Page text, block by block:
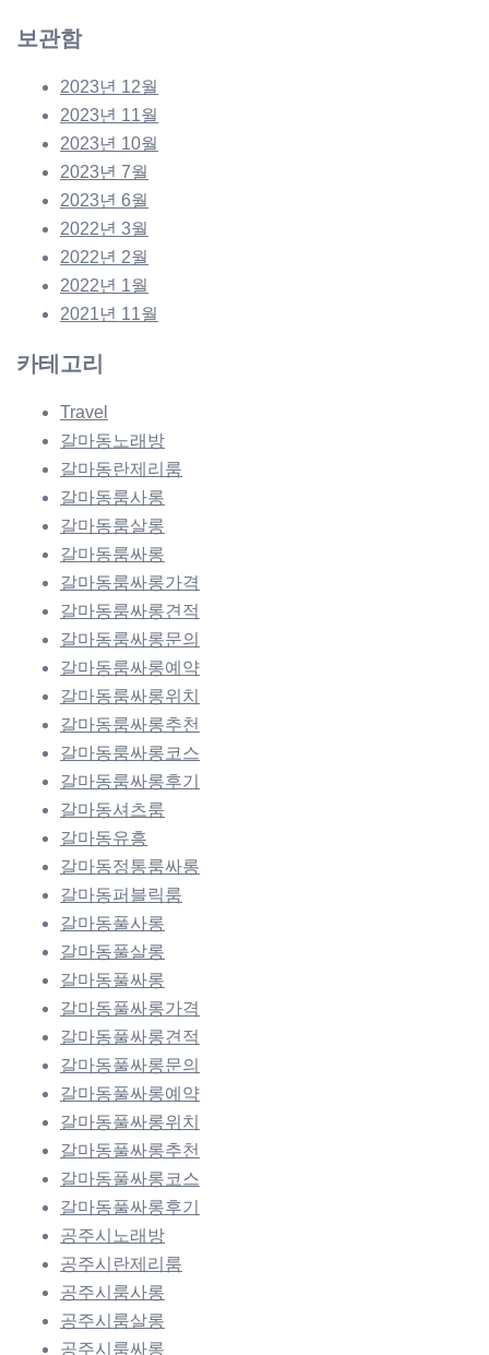
보관함
2023년 12월
2023년 11월
2023년 10월
2023년 7월
2023년 6월
2022년 3월
2022년 2월
2022년 1월
2021년 11월
카테고리
Travel
갈마동노래방
갈마동란제리룸
갈마동룸사롱
갈마동룸살롱
갈마동룸싸롱
갈마동룸싸롱가격
갈마동룸싸롱견적
갈마동룸싸롱문의
갈마동룸싸롱예약
갈마동룸싸롱위치
갈마동룸싸롱추천
갈마동룸싸롱코스
갈마동룸싸롱후기
갈마동셔츠룸
갈마동유흥
갈마동정통룸싸롱
갈마동퍼블릭룸
갈마동풀사롱
갈마동풀살롱
갈마동풀싸롱
갈마동풀싸롱가격
갈마동풀싸롱견적
갈마동풀싸롱문의
갈마동풀싸롱예약
갈마동풀싸롱위치
갈마동풀싸롱추천
갈마동풀싸롱코스
갈마동풀싸롱후기
공주시노래방
공주시란제리룸
공주시룸사롱
공주시룸살롱
공주시룸싸롱